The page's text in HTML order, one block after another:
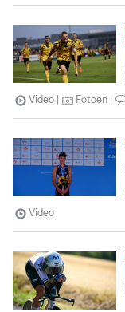
Video Fotoen
Video